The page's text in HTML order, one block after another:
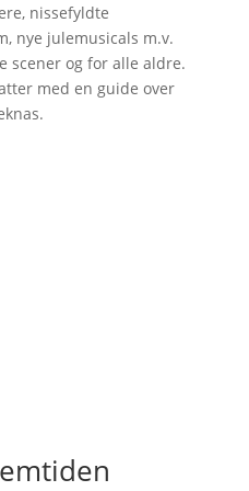
nissefyldte
nye julemusicals m.v.
scener og for alle aldre.
med en guide over